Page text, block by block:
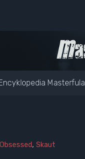
Masterfula
, Skaut